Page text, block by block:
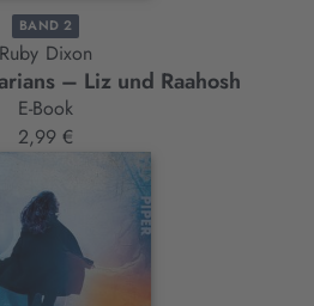
BAND 2
Ruby Dixon
– Liz und Raahosh
E-Book
2,99 €